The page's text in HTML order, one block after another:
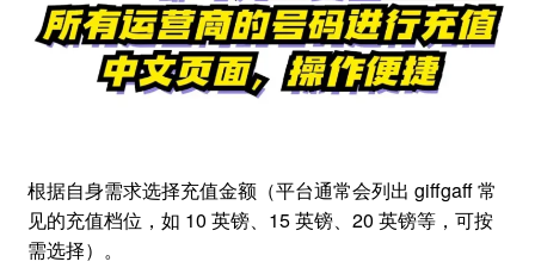
根据自身需求选择充值金额（平台通常会列出 giffgaff 常
见的充值档位，如 10 英镑、15 英镑、20 英镑等，可按
需选择）。